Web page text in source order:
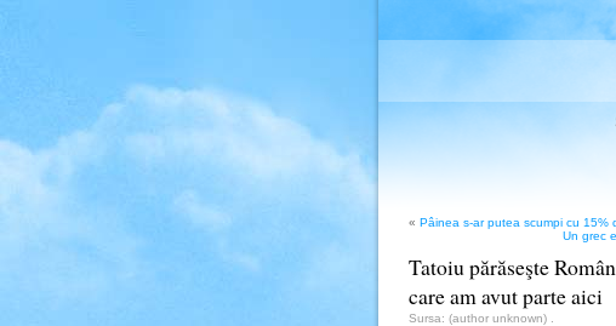
« Pâinea s-ar putea scumpi cu 15%
Un grec
Tatoiu părăseşte
care am avut parte aici
Sursa: (author unknown)